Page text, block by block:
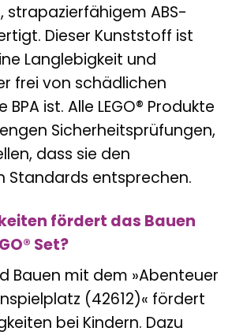
ABS-
Dieser Kunststoff ist
Langlebigkeit und
frei von schädlichen
ist. Alle LEGO® Produkte
Sicherheitsprüfungen,
dass sie den
Standards entsprechen.
fördert das Bauen
Set?
Bauen mit dem »Abenteuer
(42612)« fördert
bei Kindern. Dazu